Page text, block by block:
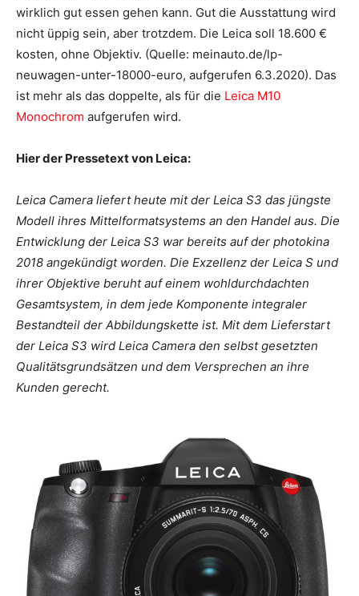
wirklich gut essen gehen kann. Gut die Ausstattung wird
nicht üppig sein, aber trotzdem. Die Leica soll 18.600 €
kosten, ohne Objektiv. (Quelle: meinauto.de/lp-
neuwagen-unter-18000-euro, aufgerufen 6.3.2020). Das
ist mehr als das doppelte, als für die Leica M10
Monochrom aufgerufen wird.
Hier der Pressetext von Leica:
Leica Camera liefert heute mit der Leica S3 das jüngste
Modell ihres Mittelformatsystems an den Handel aus. Die
Entwicklung der Leica S3 war bereits auf der photokina
2018 angekündigt worden. Die Exzellenz der Leica S und
ihrer Objektive beruht auf einem wohldurchdachten
Gesamtsystem, in dem jede Komponente integraler
Bestandteil der Abbildungskette ist. Mit dem Lieferstart
der Leica S3 wird Leica Camera den selbst gesetzten
Qualitätsgrundsätzen und dem Versprechen an ihre
Kunden gerecht.